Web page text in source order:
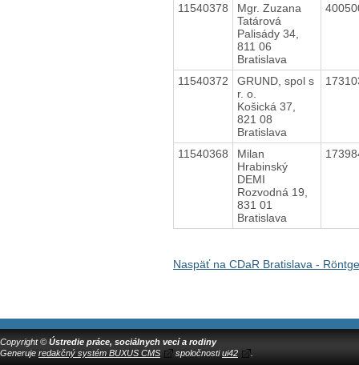
11540378
Mgr. Zuzana
Tatárová
Palisády 34,
811 06
Bratislava
11540372
GRUND, spol s
r. o.
Košická 37,
821 08
Bratislava
11540368
Milan
Hrabinský
DEMI
Rozvodná 19,
831 01
Bratislava
Naspäť na CDaR Bratislava -
Copyright © Ústredie práce, sociálnych vecí a rodiny
Generuje redakčný systém BUXUS CMS spoločnostiui42